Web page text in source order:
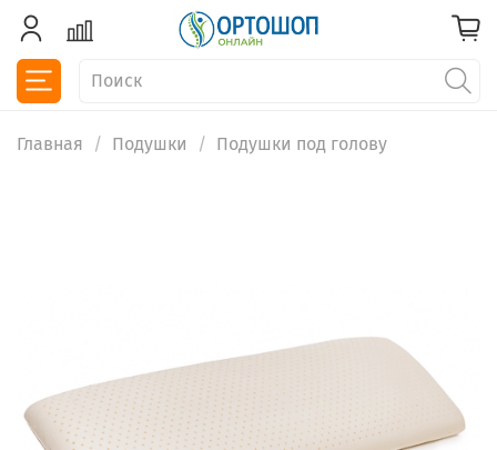
Главная Подушки Подушки под голову